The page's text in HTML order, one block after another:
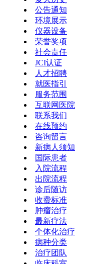
公告通知
环境展示
仪器设备
荣誉奖项
社会责任
JCI认证
人才招聘
就医指引
服务范围
互联网医院
联系我们
在线预约
咨询留言
新病人须知
国际患者
入院流程
出院流程
诊后随访
收费标准
肿瘤治疗
最新疗法
个体化治疗
病种分类
治疗团队